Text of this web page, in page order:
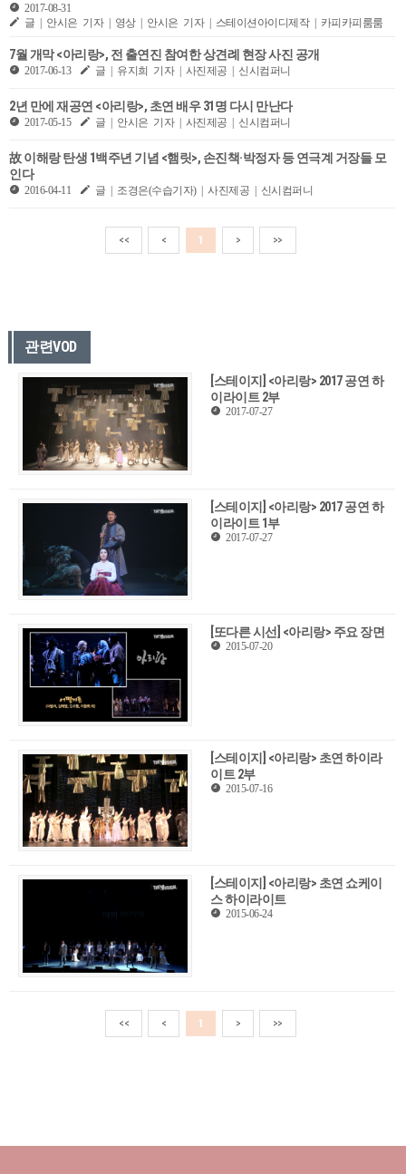
2017-08-31
글 | 안시은 기자 | 영상 | 안시은 기자 | 스테이션아이디제작 | 카피카피룸룸
7월 개막 <아리랑>, 전 출연진 참여한 상견례 현장 사진 공개
2017-06-13 글 | 유지희 기자 | 사진제공 | 신시컴퍼니
2년 만에 재공연 <아리랑>, 초연 배우 31명 다시 만난다
2017-05-15 글 | 안시은 기자 | 사진제공 | 신시컴퍼니
故 이해랑 탄생 1백주년 기념 <햄릿>, 손진책·박정자 등 연극계 거장들 모
인다
2016-04-11 글 | 조경은(수습기자) | 사진제공 | 신시컴퍼니
<< < 1 > >>
관련VOD
[스테이지] <아리랑> 2017 공연 하
이라이트 2부
2017-07-27
[스테이지] <아리랑> 2017 공연 하
이라이트 1부
2017-07-27
[또다른 시선] <아리랑> 주요 장면
2015-07-20
[스테이지] <아리랑> 초연 하이라
이트 2부
2015-07-16
[스테이지] <아리랑> 초연 쇼케이
스 하이라이트
2015-06-24
<< < 1 > >>